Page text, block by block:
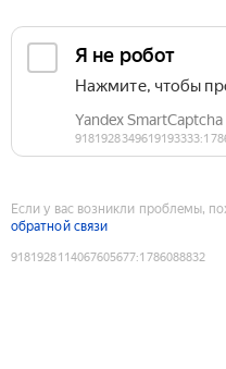
Если у вас возникли проблемы,
обратной связи
9181928114067605677:1786088832